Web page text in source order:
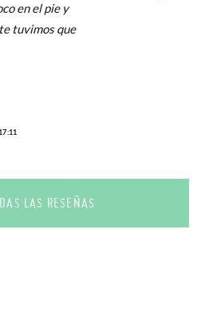
en el pie y
tuvimos que
LAS RESEÑAS